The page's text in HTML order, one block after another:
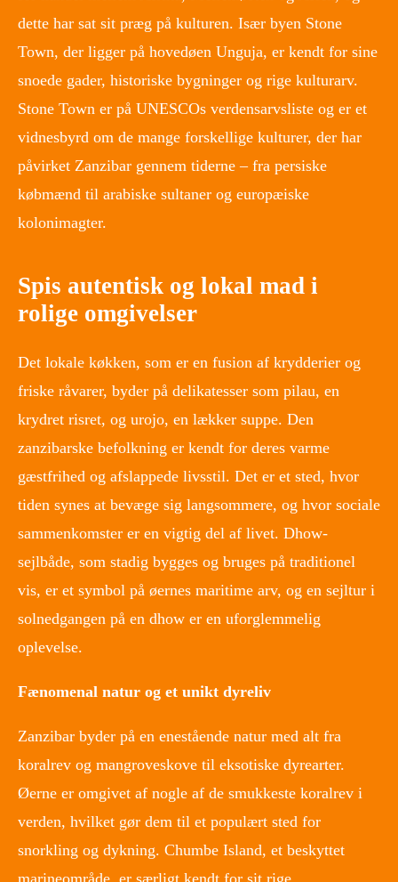
dette har sat sit præg på kulturen. Især byen Stone
Town, der ligger på hovedøen Unguja, er kendt for sine
snoede gader, historiske bygninger og rige kulturarv.
Stone Town er på UNESCOs verdensarvsliste og er et
vidnesbyrd om de mange forskellige kulturer, der har
påvirket Zanzibar gennem tiderne – fra persiske
købmænd til arabiske sultaner og europæiske
kolonimagter.
Spis autentisk og lokal mad i
rolige omgivelser
Det lokale køkken, som er en fusion af krydderier og
friske råvarer, byder på delikatesser som pilau, en
krydret risret, og urojo, en lækker suppe. Den
zanzibarske befolkning er kendt for deres varme
gæstfrihed og afslappede livsstil. Det er et sted, hvor
tiden synes at bevæge sig langsommere, og hvor sociale
sammenkomster er en vigtig del af livet. Dhow-
sejlbåde, som stadig bygges og bruges på traditionel
vis, er et symbol på øernes maritime arv, og en sejltur i
solnedgangen på en dhow er en uforglemmelig
oplevelse.
Fænomenal natur og et unikt dyreliv
Zanzibar byder på en enestående natur med alt fra
koralrev og mangroveskove til eksotiske dyrearter.
Øerne er omgivet af nogle af de smukkeste koralrev i
verden, hvilket gør dem til et populært sted for
snorkling og dykning. Chumbe Island, et beskyttet
marineområde, er særligt kendt for sit rige